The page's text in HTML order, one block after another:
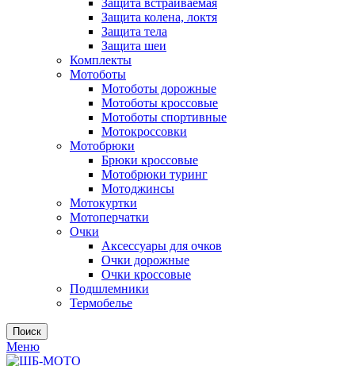
Защита встраиваемая
Защита колена, локтя
Защита тела
Защита шеи
Комплекты
Мотоботы
Мотоботы дорожные
Мотоботы кроссовые
Мотоботы спортивные
Мотокроссовки
Мотобрюки
Брюки кроссовые
Мотобрюки туринг
Мотоджинсы
Мотокуртки
Мотоперчатки
Очки
Аксессуары для очков
Очки дорожные
Очки кроссовые
Подшлемники
Термобелье
Поиск
Меню